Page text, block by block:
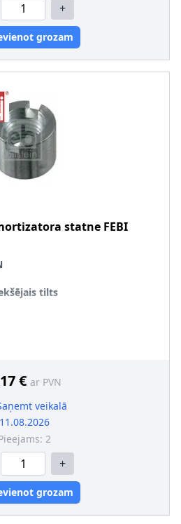
+
grozam
statne FEBI
tilts
€ ar PVN
veikalā
11.08.2026
2
+
grozam